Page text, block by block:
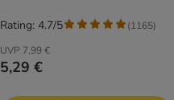
UVP 7,99 €
5,29 €
Rating: 4.7/5 (1165)